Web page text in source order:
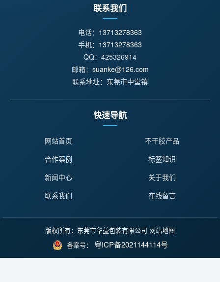
联系我们
电话： 13713278363
手机： 13713278363
QQ：425326914
邮箱： suanke@126.com
联系地址：东莞市中堂镇
快速导航
网站首页
不干胶产品
合作案例
标签知识
新闻中心
关于我们
联系我们
在线留言
版权所有：东莞市华益包装有限公司 网站地图
备案号： 粤ICP备2021144114号